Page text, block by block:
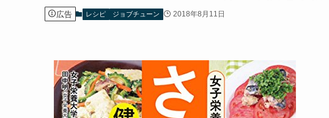
広告 レシピ ジョブチューン 2018年8月11日